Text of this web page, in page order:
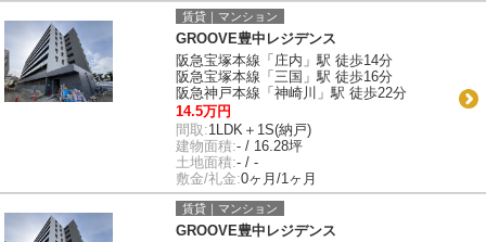
賃貸｜マンション
GROOVE豊中レジデンス
阪急宝塚本線「庄内」駅 徒歩14分
阪急宝塚本線「三国」駅 徒歩16分
阪急神戸本線「神崎川」駅 徒歩22分
14.5万円
間取:1LDK＋1S(納戸)
建物面積:- / 16.28坪
土地面積:- / -
敷金/礼金:0ヶ月/1ヶ月
賃貸｜マンション
GROOVE豊中レジデンス